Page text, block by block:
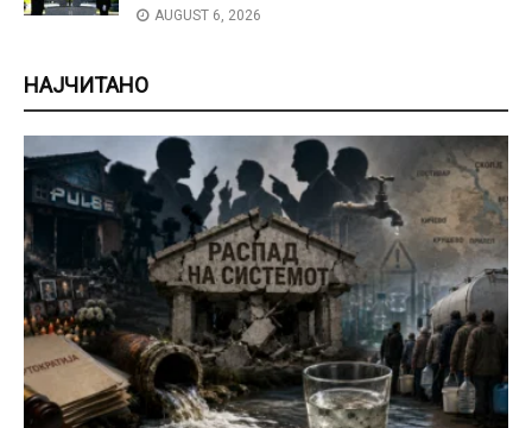
AUGUST 6, 2026
НАЈЧИТАНО